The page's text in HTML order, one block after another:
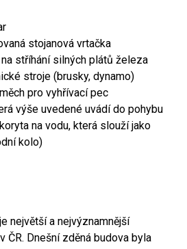
stojanová vrtačka
stříhání silných plátů železa
stroje (brusky, dynamo)
pro vyhřívací pec
výše uvedené uvádí do pohybu
na vodu, která slouží jako
kolo)
největší a nejvýznamnější
ČR. Dnešní zděná budova byla